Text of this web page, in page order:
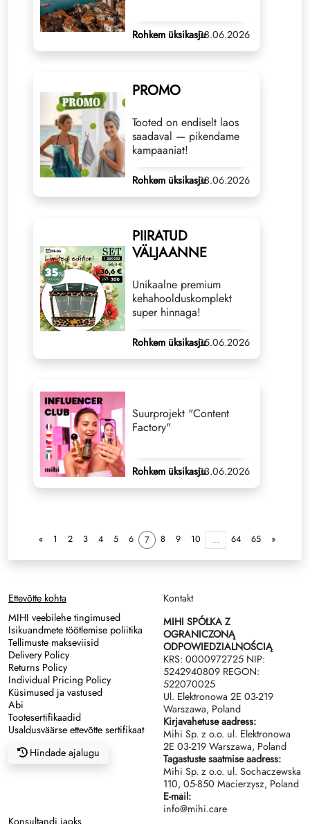
Rohkem üksikasju08.06.2026
PROMO
Tooted on endiselt laos
saadaval — pikendame
kampaaniat!
Rohkem üksikasju08.06.2026
PIIRATUD
VÄLJAANNE
Unikaalne premium
kehahoolduskomplekt
super hinnaga!
Rohkem üksikasju05.06.2026
Suurprojekt "Content
Factory"
Rohkem üksikasju03.06.2026
« 1 2 3 4 5 6 7 8 9 10 ... 64 65 »
Ettevõtte kohta
MIHI veebilehe tingimused
Isikuandmete töötlemise poliitika
Tellimuste makseviisid
Delivery Policy
Returns Policy
Individual Pricing Policy
Küsimused ja vastused
Abi
Tootesertifikaadid
Usaldusväärse ettevõtte sertifikaat
Hindade ajalugu
Kontakt
MIHI SPÓŁKA Z
OGRANICZONĄ
ODPOWIEDZIALNOŚCIĄ
KRS: 0000972725 NIP:
5242940809 REGON:
522070025
Ul. Elektronowa 2Е 03-219
Warszawa, Poland
Kirjavahetuse aadress:
Mihi Sp. z o.o. ul. Elektronowa
2Е 03-219 Warszawa, Poland
Tagastuste saatmise aadress:
Mihi Sp. z o.o. ul. Sochaczewska
110, 05-850 Macierzysz, Poland
E-mail:
info@mihi.care